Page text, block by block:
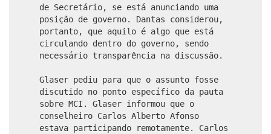
de Secretário, se está anunciando uma
posição de governo. Dantas considerou,
portanto, que aquilo é algo que está
circulando dentro do governo, sendo
necessário transparência na discussão.
Glaser pediu para que o assunto fosse
discutido no ponto específico da pauta
sobre MCI. Glaser informou que o
conselheiro Carlos Alberto Afonso
estava participando remotamente. Carlos